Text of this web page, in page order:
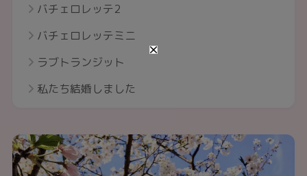
バチェロレッテ2
バチェロレッテミニ
ラブトランジット
私たち結婚しました